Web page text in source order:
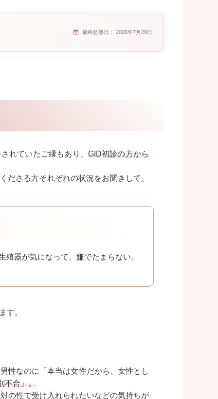
最終監修日： 2026年7月29日
れていたご縁もあり、 GID初診の方から
ださる方それぞれの状況をお聞きして、
殖器が気になって、嫌でたまらない。
す。
性なのに「本当は女性だから、女性とし
合」。
の性で受け入れられたいなどの気持ちが